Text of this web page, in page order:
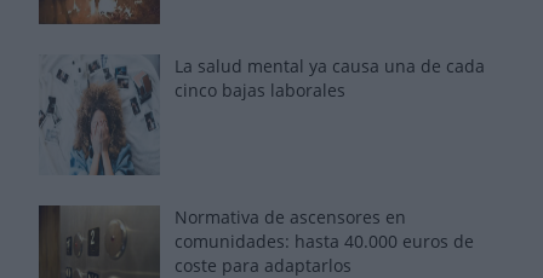
La salud mental ya causa una de cada
cinco bajas laborales
Normativa de ascensores en
comunidades: hasta 40.000 euros de
coste para adaptarlos